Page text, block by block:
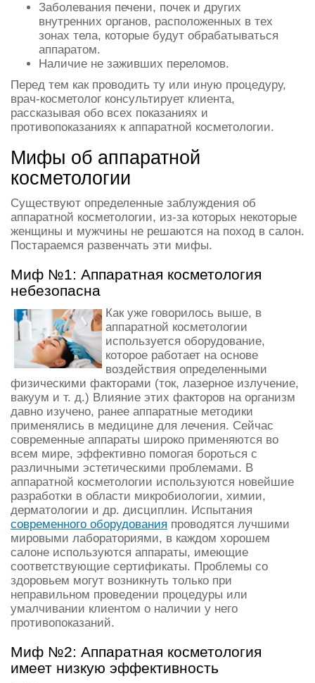
Заболевания печени, почек и других
внутренних органов, расположенных в тех
зонах тела, которые будут обрабатываться
аппаратом.
Наличие не заживших переломов.
Перед тем как проводить ту или иную процедуру,
врач-косметолог консультирует клиента,
рассказывая обо всех показаниях и
противопоказаниях к аппаратной косметологии.
Мифы об аппаратной
косметологии
Существуют определенные заблуждения об
аппаратной косметологии, из-за которых некоторые
женщины и мужчины не решаются на поход в салон.
Постараемся развенчать эти мифы.
Миф №1: Аппаратная косметология
небезопасна
Как уже говорилось выше, в
аппаратной косметологии
используется оборудование,
которое работает на основе
воздействия определенными
физическими факторами (ток, лазерное излучение,
вакуум и т. д.) Влияние этих факторов на организм
давно изучено, ранее аппаратные методики
применялись в медицине для лечения. Сейчас
современные аппараты широко применяются во
всем мире, эффективно помогая бороться с
различными эстетическими проблемами. В
аппаратной косметологии используются новейшие
разработки в области микробиологии, химии,
дерматологии и др. дисциплин. Испытания
современного оборудования проводятся лучшими
мировыми лабораториями, в каждом хорошем
салоне используются аппараты, имеющие
соответствующие сертификаты. Проблемы со
здоровьем могут возникнуть только при
неправильном проведении процедуры или
умалчивании клиентом о наличии у него
противопоказаний.
Миф №2: Аппаратная косметология
имеет низкую эффективность